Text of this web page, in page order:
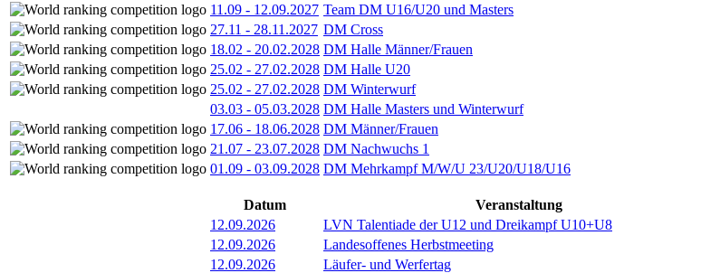
11.09 - 12.09.2027 Team DM U16/U20 und Masters
27.11 - 28.11.2027 DM Cross
18.02 - 20.02.2028 DM Halle Männer/Frauen
25.02 - 27.02.2028 DM Halle U20
25.02 - 27.02.2028 DM Winterwurf
03.03 - 05.03.2028 DM Halle Masters und Winterwurf
17.06 - 18.06.2028 DM Männer/Frauen
21.07 - 23.07.2028 DM Nachwuchs 1
01.09 - 03.09.2028 DM Mehrkampf M/W/U 23/U20/U18/U16
Datum Veranstaltung
12.09.2026
LVN Talentiade der U12 und Dreikampf U10+U8
12.09.2026
Landesoffenes Herbstmeeting
12.09.2026
Läufer- und Werfertag